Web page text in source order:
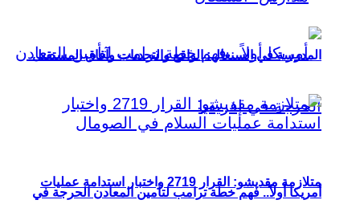
أمريكا أولاً.. فهم خطة ترامب لتأمين المعادن الحرجة في
المدرسة في السنغال: الواقع والتحديات وآفاق المستقبل
متلازمة مقديشو: القرار 2719 واختبار استدامة عمليات